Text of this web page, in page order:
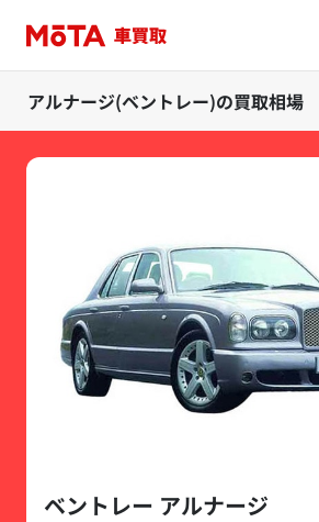
アルナージ(ベントレー)の買取相場
ベントレー アルナージ